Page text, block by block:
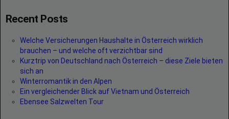
Recent Posts
Welche Versicherungen Haushalte in Österreich wirklich
brauchen – und welche oft verzichtbar sind
Kurztrip von Deutschland nach Österreich – diese Ziele bieten
sich an
Winterromantik in den Alpen
Ein vergleichender Blick auf Vietnam und Österreich
Ebensee Salzwelten Tour